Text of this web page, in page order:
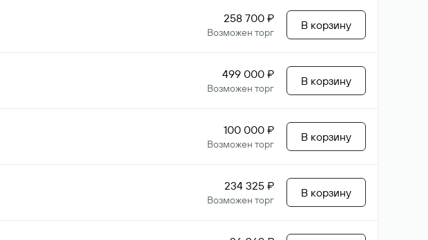
258 700 ₽
Возможен торг
В корзину
499 000 ₽
Возможен торг
В корзину
100 000 ₽
Возможен торг
В корзину
234 325 ₽
Возможен торг
В корзину